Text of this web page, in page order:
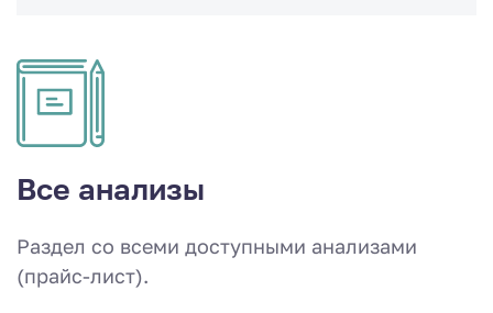
Все анализы
Раздел со всеми доступными анализами
(прайс-лист).